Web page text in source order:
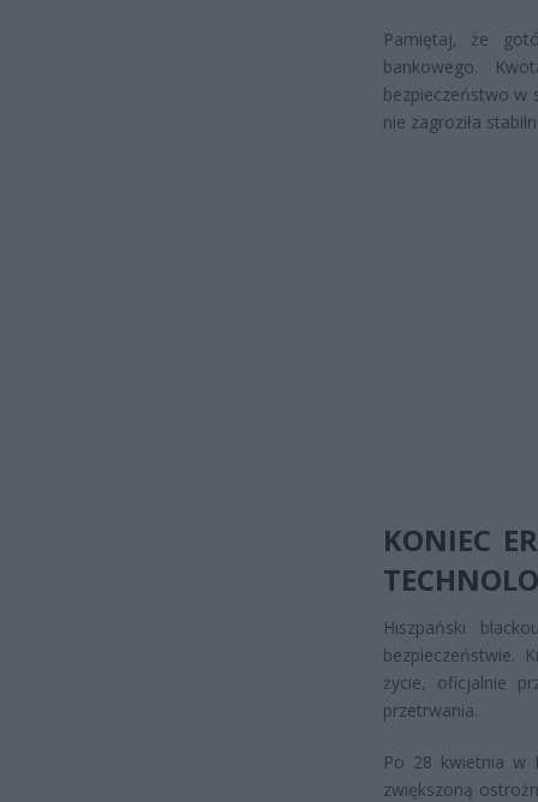
Pamiętaj, że
bankowego.
bezpieczeństwo w
nie zagroziła
KONIEC
Hiszpański
bezpieczeństwie.
życie, oficjalnie
przetrwania.
Po 28 kwietnia w
zwiększoną